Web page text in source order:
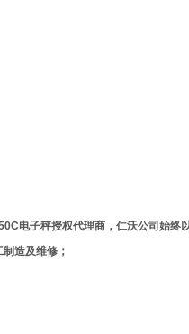
电子秤授权代理商，仁沃公司始终
造及维修；